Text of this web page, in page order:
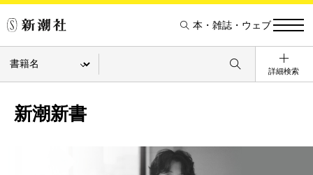
本・雑誌・ウェブ
詳細検索
新潮新書